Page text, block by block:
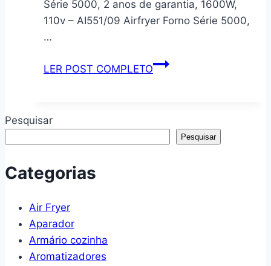
Home
Série 5000, 2 anos de garantia, 1600W,
110v – AI551/09 Airfryer Forno Série 5000,
…
LER POST COMPLETOFritadeira
Walita,
Série
Pesquisar
Pesquisar
Categorias
Air Fryer
Aparador
Armário cozinha
Aromatizadores